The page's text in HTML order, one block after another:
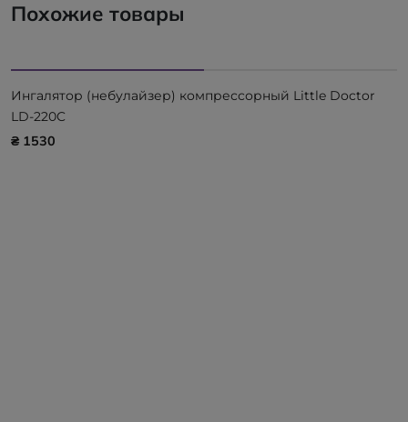
Похожие товары
Ингалятор (небулайзер) компрессорный Little Doctor
LD-220C
₴ 1530